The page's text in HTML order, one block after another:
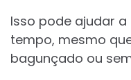
Isso pode ajudar
tempo, mesmo
bagunçado ou